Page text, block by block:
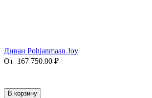
Диван Pohjanmaan Joy
От 167 750.00 ₽
В корзину